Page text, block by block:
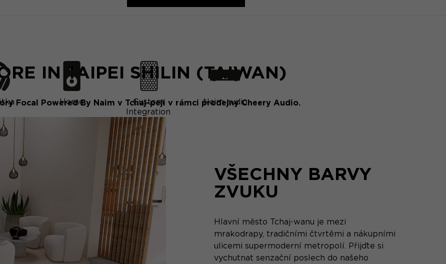
IN TAIPEI SHILIN (TAIWAN)
Focal Powered By Naim v Tchaj-peji v rámci prodejny Cheery Audio.
Home
Custom
Integration
Naim audio
VŠECHNY BARVY
ZVUKU
Hlavní město Tchaj-wanu je mezi
mrakodrapy, tradičními čtvrtěmi a nákupními
ulicemi supermoderní metropolí. Přijďte si
vychutnat senzační poslech do našeho